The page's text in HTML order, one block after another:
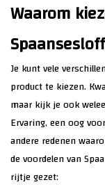
Waarom
Je kunt vele
product te kiezen.
maar kijk je ook
Ervaring, een oog
andere redenen
de voordelen van
rijtje gezet: